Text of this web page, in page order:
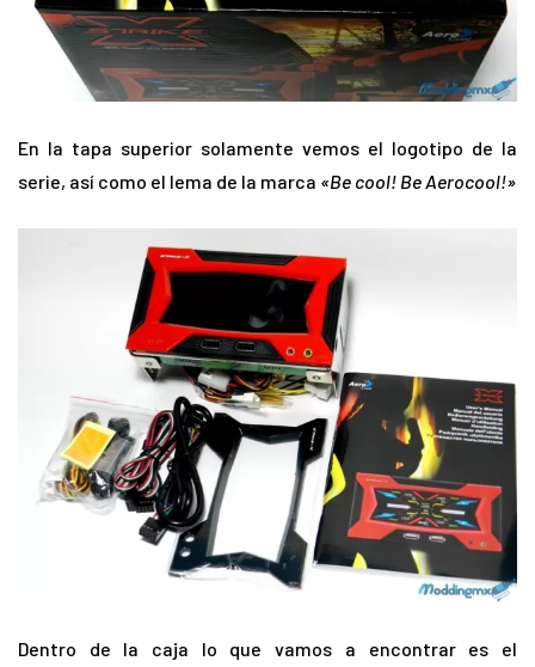
En la tapa superior solamente vemos el logotipo de la
serie, así como el lema de la marca «Be cool! Be Aerocool!»
Dentro de la caja lo que vamos a encontrar es el